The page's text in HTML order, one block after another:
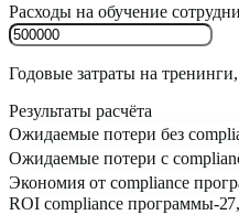
Расходы на обучение
Годовые затраты на
Результаты расчёта
Ожидаемые потери без
Ожидаемые потери с
Экономия от compliance
ROI compliance программы-